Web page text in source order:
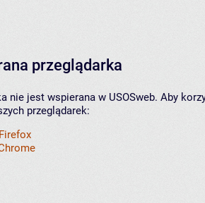
przeglądarka
nie jest wspierana w USOSweb. Aby
przeglądarek: